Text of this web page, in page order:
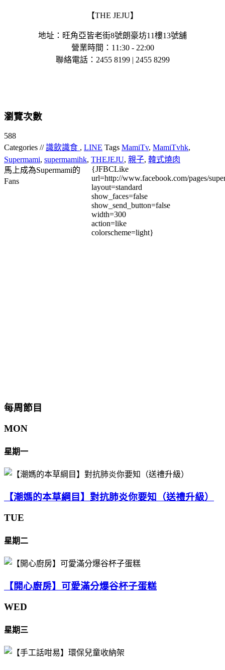
【THE JEJU】
地址：旺角亞皆老街8號朗豪坊11樓13號舖
營業時間：11:30 - 22:00
聯絡電話：2455 8199 | 2455 8299
瀏覽次數
588
Categories //識飲識食 , LINE Tags MamiTv, MamiTvhk,
Supermami, supermamihk, THEJEJU, 親子, 韓式燒肉
馬上成為Supermami的
Fans
{JFBCLike
url=http://www.facebook.com/pages/
layout=standard
show_faces=false
show_send_button=false
width=300
action=like
colorscheme=light}
每周節目
MON
星期一
【潮媽的本草綱目】對抗肺炎你要知（送禮升級）
TUE
星期二
【開心廚房】可愛滿分爆谷杯子蛋糕
WED
星期三